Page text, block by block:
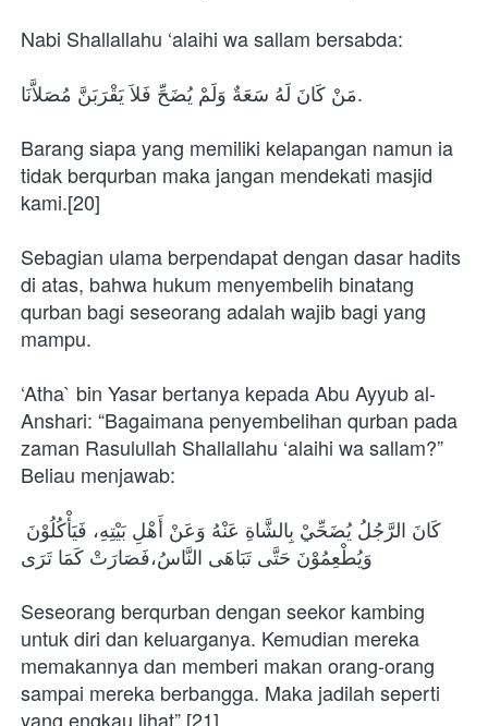
Nabi Shallallahu ‘alaihi wa sallam bersabda:
مَنْ كَانَ لَهُ سَعَةٌ وَلَمْ يُضَحِّ فَلاَ يَقْرَبَنَّ مُصَلاَّنَا.
Barang siapa yang memiliki kelapangan namun ia
tidak berqurban maka jangan mendekati masjid
kami.[20]
Sebagian ulama berpendapat dengan dasar hadits
di atas, bahwa hukum menyembelih binatang
qurban bagi seseorang adalah wajib bagi yang
mampu.
‘Atha` bin Yasar bertanya kepada Abu Ayyub al-
Anshari: “Bagaimana penyembelihan qurban pada
zaman Rasulullah Shallallahu ‘alaihi wa sallam?”
Beliau menjawab:
وَيُطْعِمُوْنَ حَتَّى تَبَاهَى النَّاسُ،فَصَارَتْ كَمَا تَرَى
Seseorang berqurban dengan seekor kambing
untuk diri dan keluarganya. Kemudian mereka
memakannya dan memberi makan orang-orang
sampai mereka berbangga. Maka jadilah seperti
yang engkau lihat”.[21]